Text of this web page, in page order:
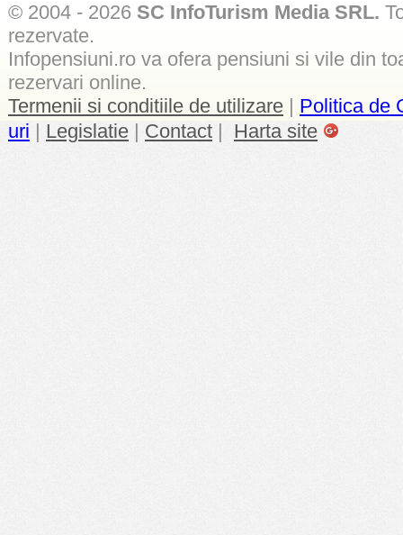
© 2004 - 2026 SC InfoTurism Media SRL.
rezervate.
Infopensiuni.ro va ofera pensiuni si vile din
rezervari online.
Termenii si conditiile de utilizare | Politica de
uri | Legislatie | Contact | Harta site